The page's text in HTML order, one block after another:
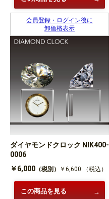
会員登録・ログイン後に
卸価格表示
ダイヤモンドクロック NIK400-
0006
￥6,000 （税別） ￥6,600 （税込）
この商品を見る